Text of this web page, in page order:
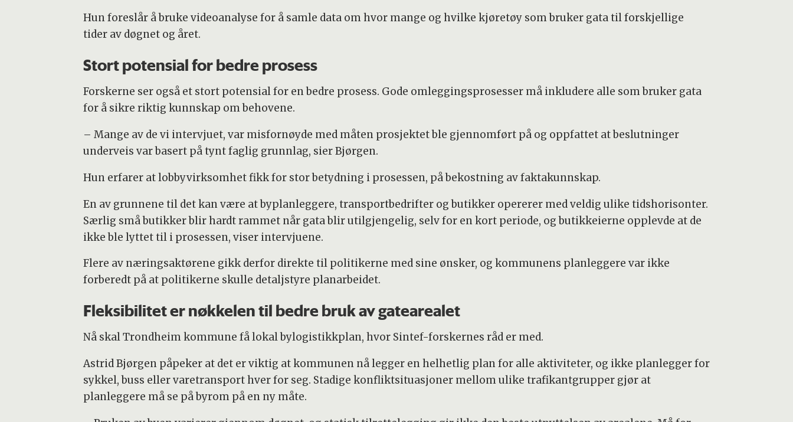
Hun foreslår å bruke videoanalyse for å samle data om hvor mange og hvilke kjøretøy som bruker gata til forskjellige
tider av døgnet og året.
Stort potensial for bedre prosess
Forskerne ser også et stort potensial for en bedre prosess. Gode omleggingsprosesser må inkludere alle som bruker gata
for å sikre riktig kunnskap om behovene.
– Mange av de vi intervjuet, var misfornøyde med måten prosjektet ble gjennomført på og oppfattet at beslutninger
underveis var basert på tynt faglig grunnlag, sier Bjørgen.
Hun erfarer at lobbyvirksomhet fikk for stor betydning i prosessen, på bekostning av faktakunnskap.
En av grunnene til det kan være at byplanleggere, transportbedrifter og butikker opererer med veldig ulike tidshorisonter.
Særlig små butikker blir hardt rammet når gata blir utilgjengelig, selv for en kort periode, og butikkeierne opplevde at de
ikke ble lyttet til i prosessen, viser intervjuene.
Flere av næringsaktørene gikk derfor direkte til politikerne med sine ønsker, og kommunens planleggere var ikke
forberedt på at politikerne skulle detaljstyre planarbeidet.
Fleksibilitet er nøkkelen til bedre bruk av gatearealet
Nå skal Trondheim kommune få lokal bylogistikkplan, hvor Sintef-forskernes råd er med.
Astrid Bjørgen påpeker at det er viktig at kommunen nå legger en helhetlig plan for alle aktiviteter, og ikke planlegger for
sykkel, buss eller varetransport hver for seg. Stadige konfliktsituasjoner mellom ulike trafikantgrupper gjør at
planleggere må se på byrom på en ny måte.